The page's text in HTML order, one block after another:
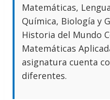
Matemáticas,
Química, Biología y
Historia del Mundo
Matemáticas
asignatura cuenta
diferentes.